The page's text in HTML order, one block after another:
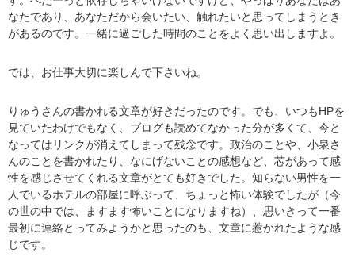
なたであり、あなただから会いたい、触れたいと思ってしまうとき
があるのです。一緒に過ごした時間のことをよく思い出しますよ。
では、お仕事大切に楽しんで下さいね。
りゅうさんの書かれる文章が好きだったのです。でも、いつもHPを
見ていたわけでもなく、ブログも読めてなかった分が多くて、今と
なってはリンクが消えてしまって残念です。政治のことや、小泉さ
んのことを書かれたり、なにげないことの感想など、芯があって感
性を感じさせてくれる文章がとても好きでした。知らない男性を一
人でいるホテルの部屋に呼ぶって、ちょっと怖い体験でしたが（今
の世の中では、ますます怖いことになりますね）、思いきって一番
最初に連絡とってみようかと思ったのも、文章に惹かれたような感
じです。